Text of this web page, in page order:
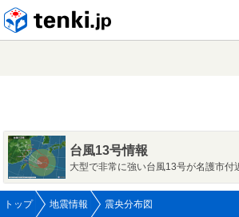
台風13号情報
大型で非常に強い台風13号が名護市付
トップ 地震情報 震央分布図